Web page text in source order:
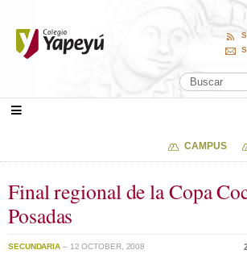
CAMPUS
Final regional de la Copa
Posadas
SECUNDARIA – 12 OCTOBER, 2008